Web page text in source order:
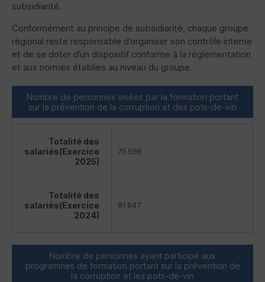
subsidiarité.
Conformément au principe de subsidiarité, chaque groupe
régional reste responsable d’organiser son contrôle interne
et de se doter d’un dispositif conforme à la réglementation
et aux normes établies au niveau du groupe.
Nombre de personnes visées par la formation portant
sur la prévention de la corruption et des pots‑de‑vin
Totalité des
salariés(Exercice
2025)
75 596
Totalité des
salariés(Exercice
2024)
81 647
Nombre de personnes ayant participé aux
programmes de formation portant sur la prévention de
la corruption et les pots‑de‑vin